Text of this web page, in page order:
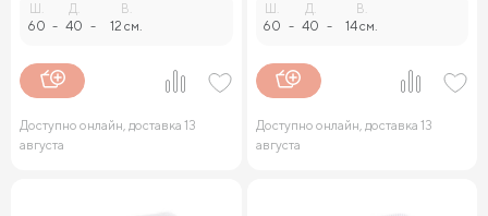
60 -
Д.
40 -
В.
12 см.
Доступно онлайн, доставка 13
августа
60 -
Д.
40 -
В.
14 см.
Доступно онлайн, доставка 13
августа